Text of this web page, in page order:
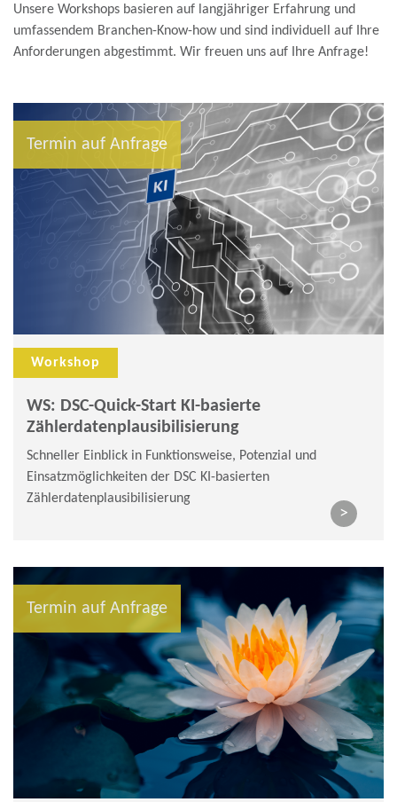
Unsere Workshops basieren auf langjähriger Erfahrung und
umfassendem Branchen-Know-how und sind individuell auf Ihre
Anforderungen abgestimmt. Wir freuen uns auf Ihre Anfrage!
Termin auf Anfrage
Workshop
WS: DSC-Quick-Start KI-basierte
Zählerdatenplausibilisierung
Schneller Einblick in Funktionsweise, Potenzial und
Einsatzmöglichkeiten der DSC KI-basierten
Zählerdatenplausibilisierung
>
Termin auf Anfrage